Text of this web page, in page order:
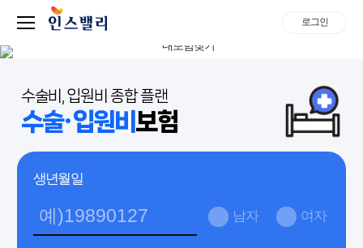
로그인
수술비, 입원비 종합 플랜
수술·입원비 보험
생년월일
남자 여자